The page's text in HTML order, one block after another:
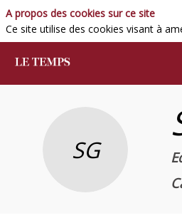
SG
A propos des cookies sur ce site
Ce site utilise des cookies visant à